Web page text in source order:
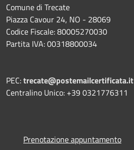
Comune di Trecate
Piazza Cavour 24, NO - 28069
Codice Fiscale: 80005270030
Partita IVA: 00318800034
PEC:trecate@postemailcertificata.it
Centralino Unico: +39 0321776311
Prenotazione appuntamento